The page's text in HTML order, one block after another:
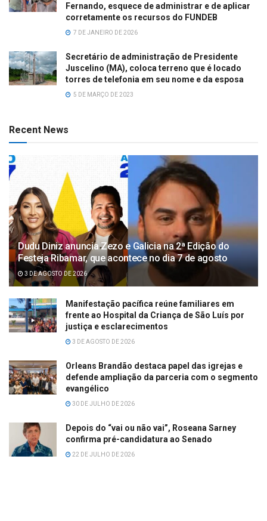
Fernando, esquece de administrar e de aplicar
corretamente os recursos do FUNDEB
7 DE JANEIRO DE 2026
Secretário de administração de Presidente
Juscelino (MA), coloca terreno que é locado
torres de telefonia em seu nome e da esposa
5 DE MARÇO DE 2023
Recent News
Dudu Diniz anuncia Zezo e Galicia na 2ª Edição do
Festeja Ribamar, que acontece no dia 7 de agosto
3 DE AGOSTO DE 2026
Manifestação pacífica reúne familiares em
frente ao Hospital da Criança de São Luís por
justiça e esclarecimentos
3 DE AGOSTO DE 2026
Orleans Brandão destaca papel das igrejas e
defende ampliação da parceria com o segmento
evangélico
30 DE JULHO DE 2026
Depois do “vai ou não vai”, Roseana Sarney
confirma pré-candidatura ao Senado
22 DE JULHO DE 2026